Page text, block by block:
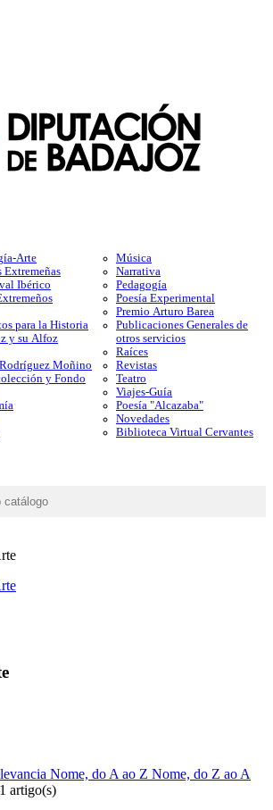
Arte
Extremeñas
Ibérico
para la Historia
y su Alfoz
Moñino
y Fondo
Música
Narrativa
Pedagogía
Poesía Experimental
Premio Arturo Barea
Publicaciones Generales de
otros servicios
Raíces
Revistas
Teatro
Viajes-Guía
Poesía "Alcazaba"
Novedades
Biblioteca Virtual Cervantes
Nome, do A ao Z Nome, do Z ao A
artigo(s)